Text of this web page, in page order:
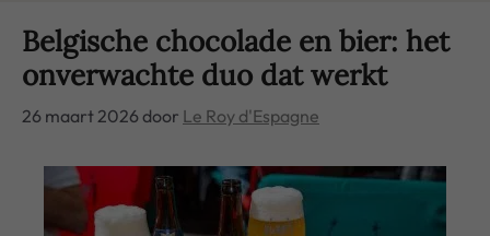
Belgische chocolade en bier: het
onverwachte duo dat werkt
26 maart 2026door Le Roy d'Espagne